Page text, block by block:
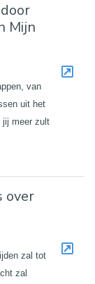
Mijn
van
uit het
jij meer zult
over
zal tot
zal